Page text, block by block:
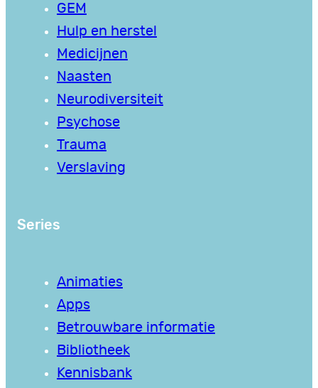
GEM
Hulp en herstel
Medicijnen
Naasten
Neurodiversiteit
Psychose
Trauma
Verslaving
Series
Animaties
Apps
Betrouwbare informatie
Bibliotheek
Kennisbank